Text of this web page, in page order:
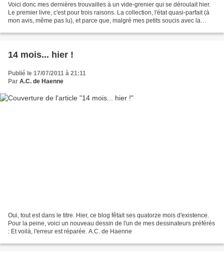
Voici donc mes dernières trouvailles à un vide-grenier qui se déroulait hier.
Le premier livre, c'est pour trois raisons. La collection, l'état quasi-parfait (à
mon avis, même pas lu), et parce que, malgré mes petits soucis avec la
14 mois... hier !
Publié le 17/07/2011 à 21:11
Par A.C. de Haenne
Oui, tout est dans le titre. Hier, ce blog fêtait ses quatorze mois d'existence.
Pour la peine, voici un nouveau dessin de l'un de mes dessinateurs préférés
: Et voilà, l'erreur est réparée. A.C. de Haenne